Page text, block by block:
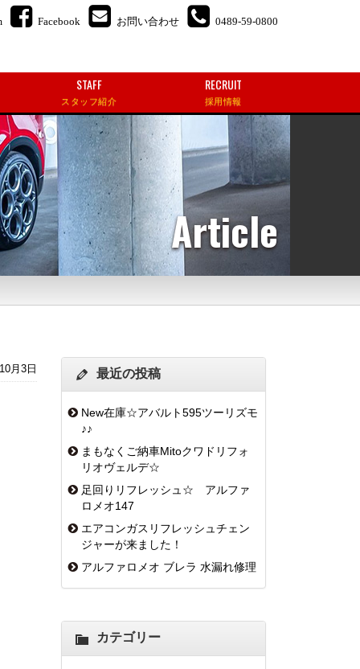
Facebook お問い合わせ 0489-59-0800
STAFF
スタッフ紹介
RECRUIT
採用情報
Article
月3日 最近の投稿
New在庫☆アバルト595ツーリズモ
♪♪
まもなくご納車Mitoクワドリフォ
リオヴェルデ☆
足回りリフレッシュ☆ アルファ
ロメオ147
エアコンガスリフレッシュチェン
ジャーが来ました！
アルファロメオ ブレラ 水漏れ修理
カテゴリー